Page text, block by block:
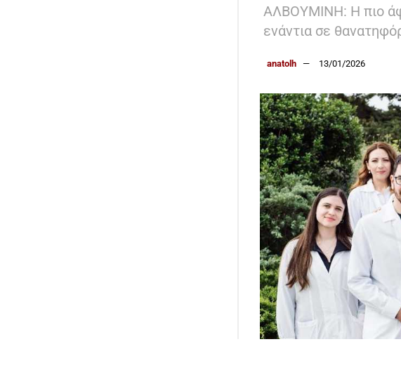
ΑΛΒΟΥΜΙΝΗ: Η πιο
ενάντια σε
anatolh 13/01/2026